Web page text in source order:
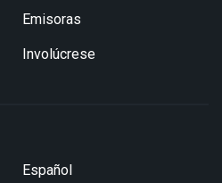
Emisoras
Involúcrese
Español